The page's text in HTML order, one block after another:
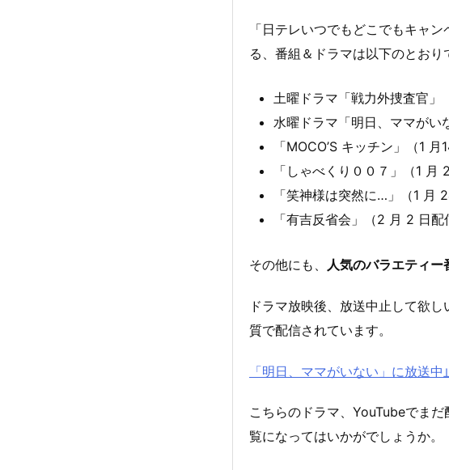
「日テレいつでもどこでもキャ
る、番組＆ドラマは以下のとおり
土曜ドラマ「戦力外捜査官」
水曜ドラマ「明日、ママがい
「MOCO’S キッチン」（1 月
「しゃべくり００７」（1 月
「笑神様は突然に…」（1 月
「有吉反省会」（2 月 2 日配
その他にも、 人気のバラエティー
ドラマ放映後、放送中止して欲
質で配信されています。
「明日、ママがいない」に放送
こちらのドラマ、YouTubeでま
覧になってはいかがでしょうか。